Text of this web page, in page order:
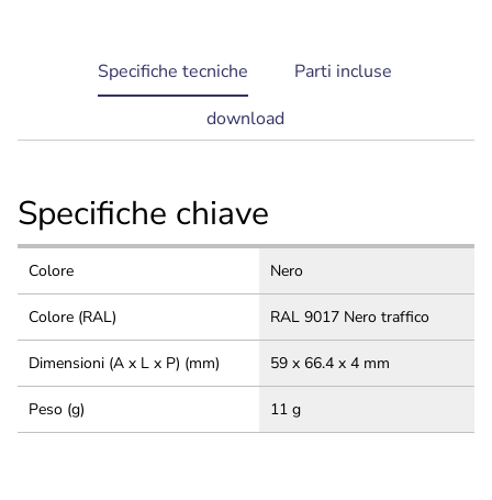
current
tab:
Specifiche tecniche
Parti incluse
download
Specifiche chiave
Colore Nero
Colore (RAL) RAL 9017 Nero traffico
Dimensioni (A x L x P) (mm) 59 x 66.4 x 4 mm
Peso (g) 11 g